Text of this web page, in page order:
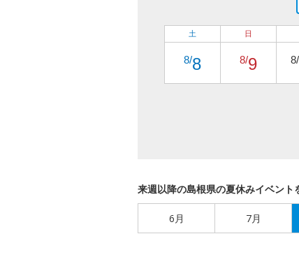
土
8/8
日
8/9 8/
来週以降の島根県の夏休みイベント
6月 7月